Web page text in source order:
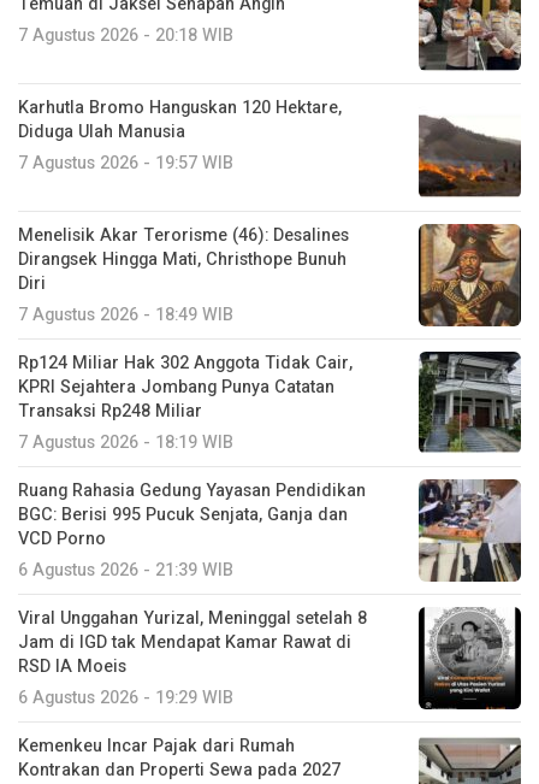
7 Agustus 2026 - 20:18 WIB
Karhutla Bromo Hanguskan 120 Hektare,
Diduga Ulah Manusia
7 Agustus 2026 - 19:57 WIB
Menelisik Akar Terorisme (46): Desalines
Dirangsek Hingga Mati, Christhope Bunuh
Diri
7 Agustus 2026 - 18:49 WIB
Rp124 Miliar Hak 302 Anggota Tidak Cair,
KPRI Sejahtera Jombang Punya Catatan
Transaksi Rp248 Miliar
7 Agustus 2026 - 18:19 WIB
Ruang Rahasia Gedung Yayasan Pendidikan
BGC: Berisi 995 Pucuk Senjata, Ganja dan
VCD Porno
6 Agustus 2026 - 21:39 WIB
Viral Unggahan Yurizal, Meninggal setelah 8
Jam di IGD tak Mendapat Kamar Rawat di
RSD IA Moeis
6 Agustus 2026 - 19:29 WIB
Kemenkeu Incar Pajak dari Rumah
Kontrakan dan Properti Sewa pada 2027